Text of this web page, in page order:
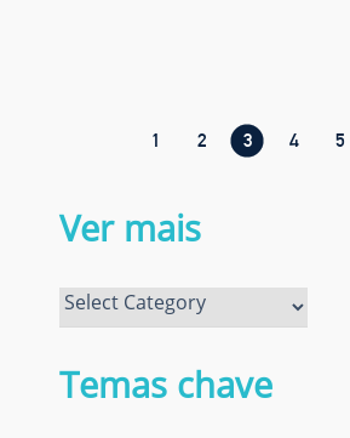
1 2 3 4 5
Ver mais
Ver
mais
Temas chave